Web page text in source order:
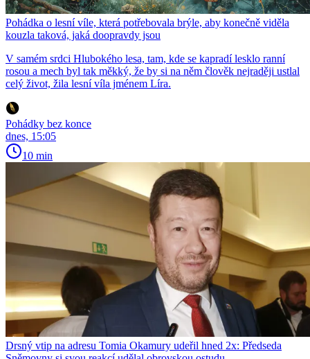
Pohádka o lesní víle, která potřebovala brýle, aby konečně viděla
kouzla taková, jaká doopravdy jsou
V samém srdci Hlubokého lesa, tam, kde se kapradí lesklo ranní
rosou a mech byl tak měkký, že by si na něm člověk nejraději ustlal
celý život, žila lesní víla jménem Líra.
Pohádky bez konce
dnes, 15:05
10 min
Drsný vtip na adresu Tomia Okamury udeřil hned 2x: Předseda